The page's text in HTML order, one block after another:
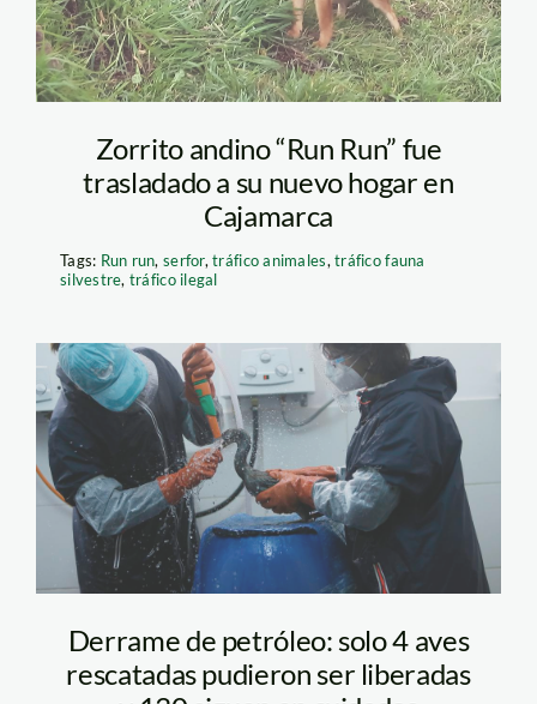
Zorrito andino “Run Run” fue
trasladado a su nuevo hogar en
Cajamarca
Tags: Run run,serfor,tráfico animales,tráfico fauna
silvestre, tráfico ilegal
FOTO ANIMAL
RESCATADO
SERFOR
Derrame de petróleo: solo 4 aves
rescatadas pudieron ser liberadas